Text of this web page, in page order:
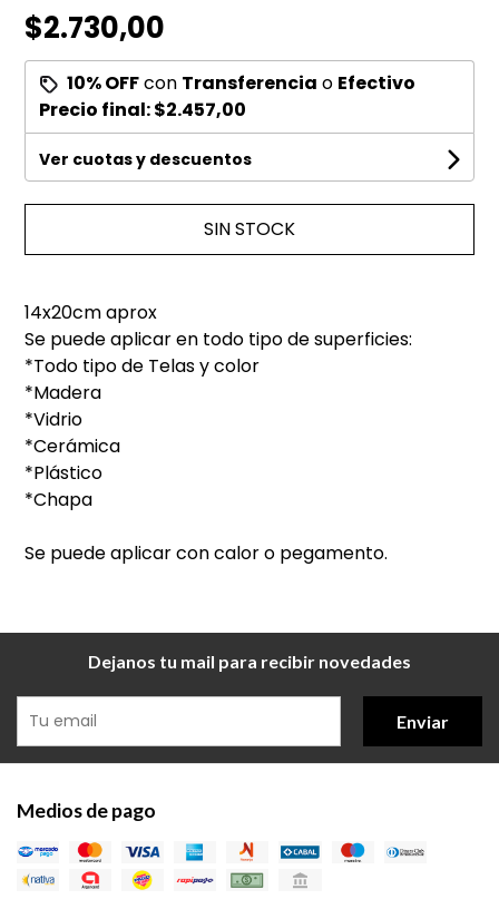
$2.730,00
10% OFFcon Transferencia o Efectivo
Precio final:$2.457,00
Ver cuotas y descuentos
SIN STOCK
14x20cm aprox
Se puede aplicar en todo tipo de superficies:
*Todo tipo de Telas y color
*Madera
*Vidrio
*Cerámica
*Plástico
*Chapa
Se puede aplicar con calor o pegamento.
Dejanos tu mail para recibir novedades
Enviar
Medios de pago